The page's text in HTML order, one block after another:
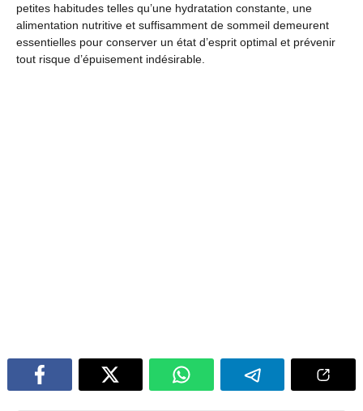
petites habitudes telles qu’une hydratation constante, une
alimentation nutritive et suffisamment de sommeil demeurent
essentielles pour conserver un état d’esprit optimal et prévenir
tout risque d’épuisement indésirable.